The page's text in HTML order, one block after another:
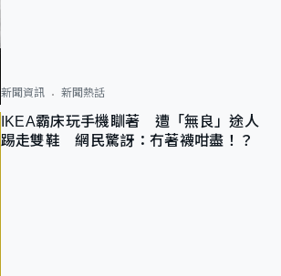
新聞資訊 新聞熱話
IKEA霸床玩手機瞓著 遭「無良」途人
踢走雙鞋 網民驚訝：冇著襪咁盡！？